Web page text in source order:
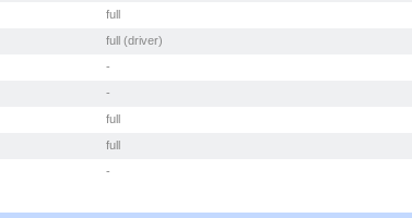
full
full (driver)
-
-
full
full
-